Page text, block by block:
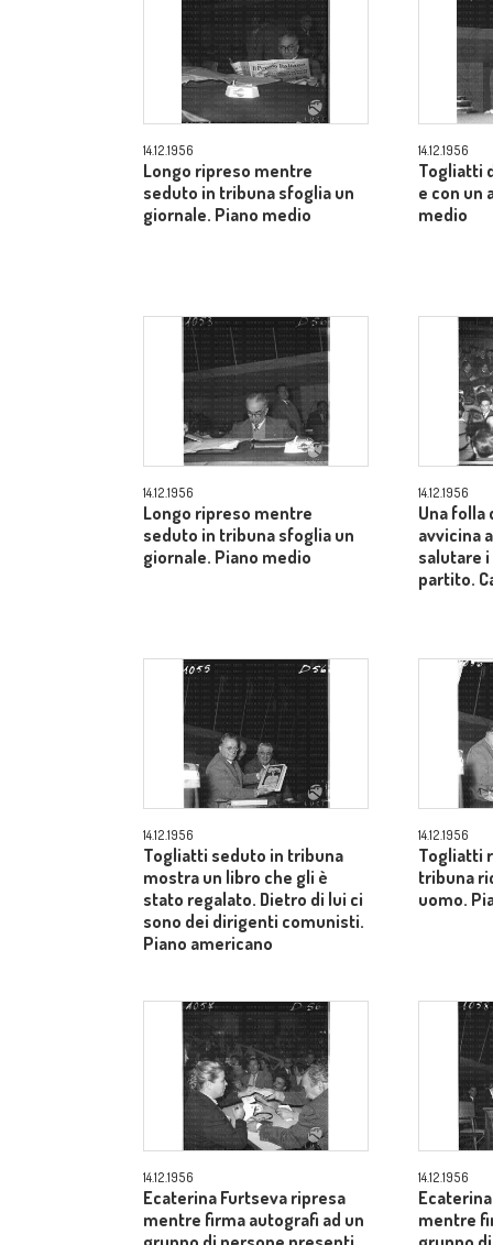
14.12.1956
Longo ripreso mentre
seduto in tribuna sfoglia un
giornale. Piano medio
14.12.1956
Togliatti
e con un
medio
14.12.1956
Longo ripreso mentre
seduto in tribuna sfoglia un
giornale. Piano medio
14.12.1956
Una folla
avvicina
salutare
partito.
14.12.1956
Togliatti seduto in tribuna
mostra un libro che gli è
stato regalato. Dietro di lui ci
sono dei dirigenti comunisti.
Piano americano
14.12.1956
Togliatti
tribuna
uomo.
14.12.1956
Ecaterina Furtseva ripresa
mentre firma autografi ad un
14.12.1956
mentre